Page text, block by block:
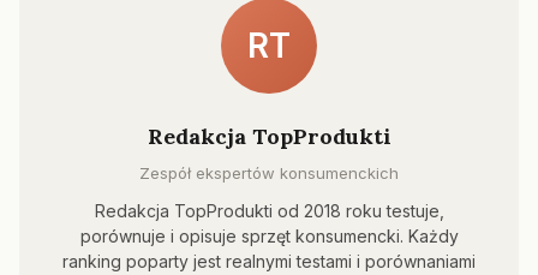
RT
Redakcja TopProdukti
Zespół ekspertów konsumenckich
Redakcja TopProdukti od 2018 roku testuje,
porównuje i opisuje sprzęt konsumencki. Każdy
ranking poparty jest realnymi testami i porównaniami